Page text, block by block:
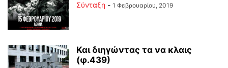
Σύνταξη - 1 Φεβρουαρίου, 2019
Και διηγώντας τα να κλαις
(φ.439)